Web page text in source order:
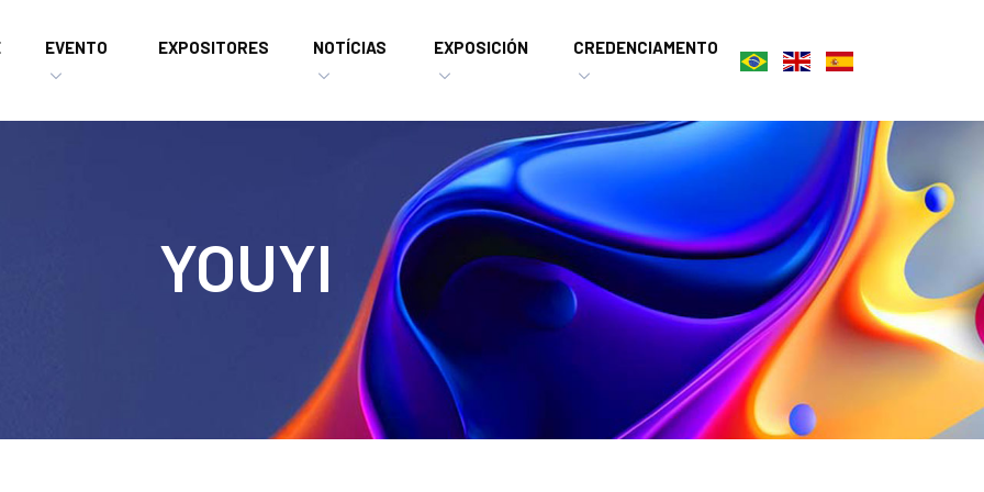
EVENTO EXPOSITORES NOTÍCIAS EXPOSICIÓN CREDENCIAMENTO
YOUYI